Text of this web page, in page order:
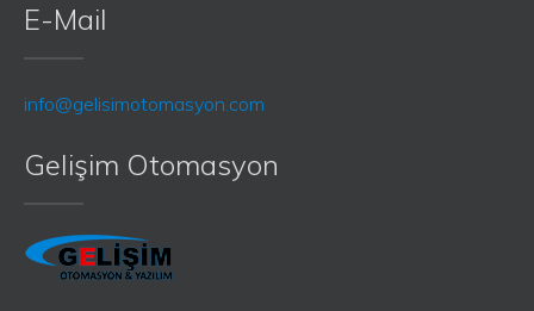
E-Mail
info@gelisimotomasyon.com
Gelişim Otomasyon